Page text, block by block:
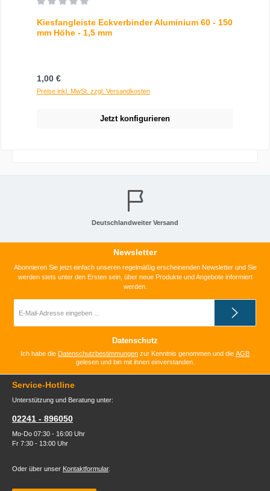
Kiesfangleiste Eckverbinder Aluminium 60 - 150
mm Höhe - 1,5 mm
Regulärer Preis:
1,00 €
Preise inkl. MwSt. zzgl. Versandkosten
Jetzt konfigurieren
Deutschlandweiter Versand
Newsletter
Abonnieren Sie jetzt einfach unseren regelmäßig erscheinenden Newsletter und Sie
werden stets unter den Ersten sein, über neue Produkte und Angebote informiert
werden.
Mail-
Datenschutz
Ich habe die Datenschutzbestimmungen zur Kenntnis genommen und die AGB
gelesen und bin mit ihnen einverstanden.
Service-Hotline
Unterstützung und Beratung unter:
02241 - 896050
Mo-Do 07:30 - 16:00 Uhr
Fr 7:30 - 13:00 Uhr
Oder über unser Kontaktformular.